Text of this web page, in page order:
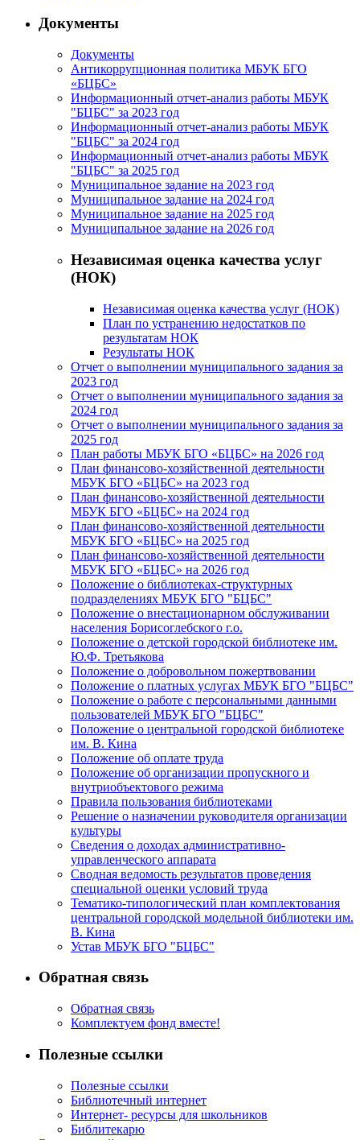
Документы
Документы
Антикоррупционная политика МБУК БГО
«БЦБС»
Информационный отчет-анализ работы МБУК
"БЦБС" за 2023 год
Информационный отчет-анализ работы МБУК
"БЦБС" за 2024 год
Информационный отчет-анализ работы МБУК
"БЦБС" за 2025 год
Муниципальное задание на 2023 год
Муниципальное задание на 2024 год
Муниципальное задание на 2025 год
Муниципальное задание на 2026 год
Независимая оценка качества услуг
(НОК)
Независимая оценка качества услуг (НОК)
План по устранению недостатков по
результатам НОК
Результаты НОК
Отчет о выполнении муниципального задания за
2023 год
Отчет о выполнении муниципального задания за
2024 год
Отчет о выполнении муниципального задания за
2025 год
План работы МБУК БГО «БЦБС» на 2026 год
План финансово-хозяйственной деятельности
МБУК БГО «БЦБС» на 2023 год
План финансово-хозяйственной деятельности
МБУК БГО «БЦБС» на 2024 год
План финансово-хозяйственной деятельности
МБУК БГО «БЦБС» на 2025 год
План финансово-хозяйственной деятельности
МБУК БГО «БЦБС» на 2026 год
Положение о библиотеках-структурных
подразделениях МБУК БГО "БЦБС"
Положение о внестационарном обслуживании
населения Борисоглебского г.о.
Положение о детской городской библиотеке им.
Ю.Ф. Третьякова
Положение о добровольном пожертвовании
Положение о платных услугах МБУК БГО "БЦБС"
Положение о работе с персональными данными
пользователей МБУК БГО "БЦБС"
Положение о центральной городской библиотеке
им. В. Кина
Положение об оплате труда
Положение об организации пропускного и
внутриобъектового режима
Правила пользования библиотеками
Решение о назначении руководителя организации
культуры
Сведения о доходах административно-
управленческого аппарата
Сводная ведомость результатов проведения
специальной оценки условий труда
Тематико-типологический план комплектования
центральной городской модельной библиотеки им.
В. Кина
Устав МБУК БГО "БЦБС"
Обратная связь
Обратная связь
Комплектуем фонд вместе!
Полезные ссылки
Полезные ссылки
Библиотечный интернет
Интернет- ресурсы для школьников
Библитекарю